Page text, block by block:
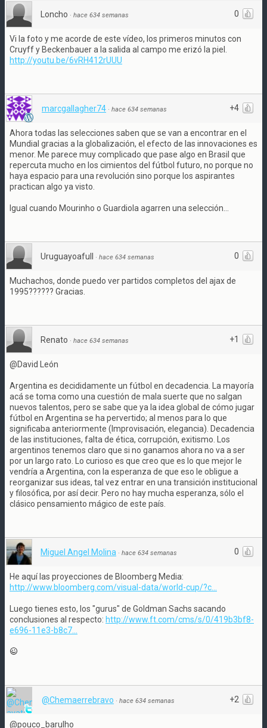
0
Loncho · hace 634 semanas
Vi la foto y me acorde de este vídeo, los primeros minutos con
Cruyff y Beckenbauer a la salida al campo me erizó la piel.
http://youtu.be/6vRH412rUUU
+4
marcgallagher74 · hace 634 semanas
Ahora todas las selecciones saben que se van a encontrar en el
Mundial gracias a la globalización, el efecto de las innovaciones es
menor. Me parece muy complicado que pase algo en Brasil que
repercuta mucho en los cimientos del fútbol futuro, no porque no
haya espacio para una revolución sino porque los aspirantes
practican algo ya visto.
Igual cuando Mourinho o Guardiola agarren una selección...
0
Uruguayoafull · hace 634 semanas
Muchachos, donde puedo ver partidos completos del ajax de
1995?????? Gracias.
+1
Renato · hace 634 semanas
@David León
Argentina es decididamente un fútbol en decadencia. La mayoría
acá se toma como una cuestión de mala suerte que no salgan
nuevos talentos, pero se sabe que ya la idea global de cómo jugar
fútbol en Argentina se ha pervertido; al menos para lo que
significaba anteriormente (Improvisación, elegancia). Decadencia
de las instituciones, falta de ética, corrupción, exitismo. Los
argentinos tenemos claro que si no ganamos ahora no va a ser
por un largo rato. Lo curioso es que creo que es lo que mejor le
vendría a Argentina, con la esperanza de que eso le obligue a
reorganizar sus ideas, tal vez entrar en una transición institucional
y filosófica, por así decir. Pero no hay mucha esperanza, sólo el
clásico pensamiento mágico de este país.
0
Miguel Angel Molina · hace 634 semanas
He aquí las proyecciones de Bloomberg Media:
http://www.bloomberg.com/visual-data/world-cup/?c...
Luego tienes esto, los "gurus" de Goldman Sachs sacando
conclusiones al respecto: http://www.ft.com/cms/s/0/419b3bf8-
e696-11e3-b8c7...
+2
@Chemaerrebravo · hace 634 semanas
@pouco_barulho